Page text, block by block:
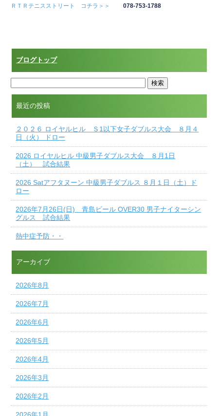
ＲＴＲテニスストリート コチラ＞＞ 078-753-1788
ブログトップ
最近の投稿
２０２６ ロイヤルヒル Ｓ1以下女子ダブルス大会 ８月４
日（火） ドロー
2026 ロイヤルヒル 中級男子ダブルス大会 ８月1日
（土） 試合結果
2026 Satアフタヌーン 中級男子ダブルス ８月１日（土）ド
ロー
2026年7月26日(日) 青島ビール OVER30 男子ナイターシン
グルス 試合結果
熱中症予防・・
アーカイブ
2026年8月
2026年7月
2026年6月
2026年5月
2026年4月
2026年3月
2026年2月
2026年1月